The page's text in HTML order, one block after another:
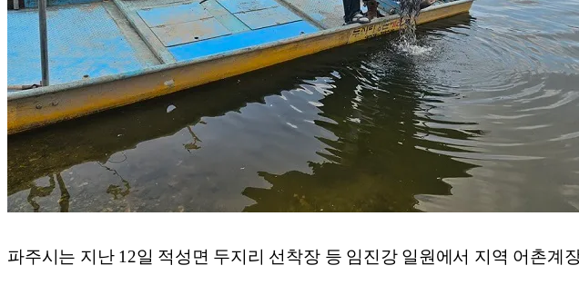
파주시는 지난 12일 적성면 두지리 선착장 등 임진강 일원에서 지역 어촌